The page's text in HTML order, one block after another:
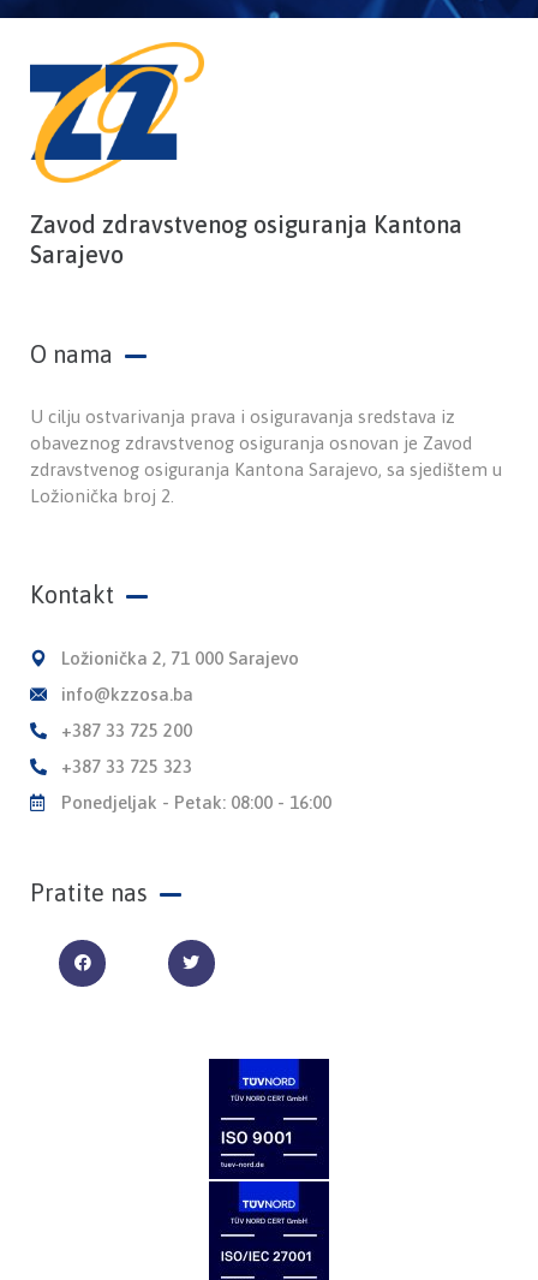
Zavod zdravstvenog osiguranja Kantona
Sarajevo
O nama
U cilju ostvarivanja prava i osiguravanja sredstava iz
obaveznog zdravstvenog osiguranja osnovan je Zavod
zdravstvenog osiguranja Kantona Sarajevo, sa sjedištem u
Ložionička broj 2.
Kontakt
Ložionička 2, 71 000 Sarajevo
info@kzzosa.ba
+387 33 725 200
+387 33 725 323
Ponedjeljak - Petak: 08:00 - 16:00
Pratite nas